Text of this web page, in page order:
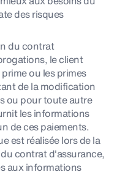
des risques
du contrat
le client
ou les primes
de la modification
ou pour toute autre
les informations
de ces paiements.
est réalisée lors de la
contrat d'assurance,
aux informations